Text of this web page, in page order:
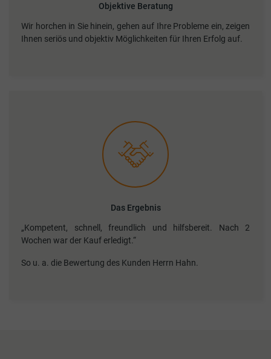
Objektive Beratung
Wir horchen in Sie hinein, gehen auf Ihre Probleme ein, zeigen
Ihnen seriös und objektiv Möglichkeiten für Ihren Erfolg auf.
Das Ergebnis
„Kompetent, schnell, freundlich und hilfsbereit. Nach 2
Wochen war der Kauf erledigt.“
So u. a. die Bewertung des Kunden Herrn Hahn.